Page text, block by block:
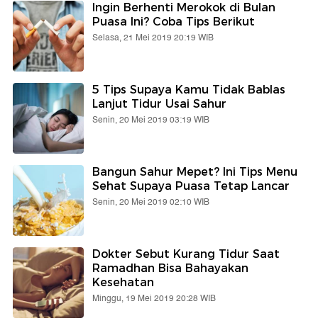
Ingin Berhenti Merokok di Bulan
Puasa Ini? Coba Tips Berikut
Selasa, 21 Mei 2019 20:19 WIB
5 Tips Supaya Kamu Tidak Bablas
Lanjut Tidur Usai Sahur
Senin, 20 Mei 2019 03:19 WIB
Bangun Sahur Mepet? Ini Tips Menu
Sehat Supaya Puasa Tetap Lancar
Senin, 20 Mei 2019 02:10 WIB
Dokter Sebut Kurang Tidur Saat
Ramadhan Bisa Bahayakan
Kesehatan
Minggu, 19 Mei 2019 20:28 WIB